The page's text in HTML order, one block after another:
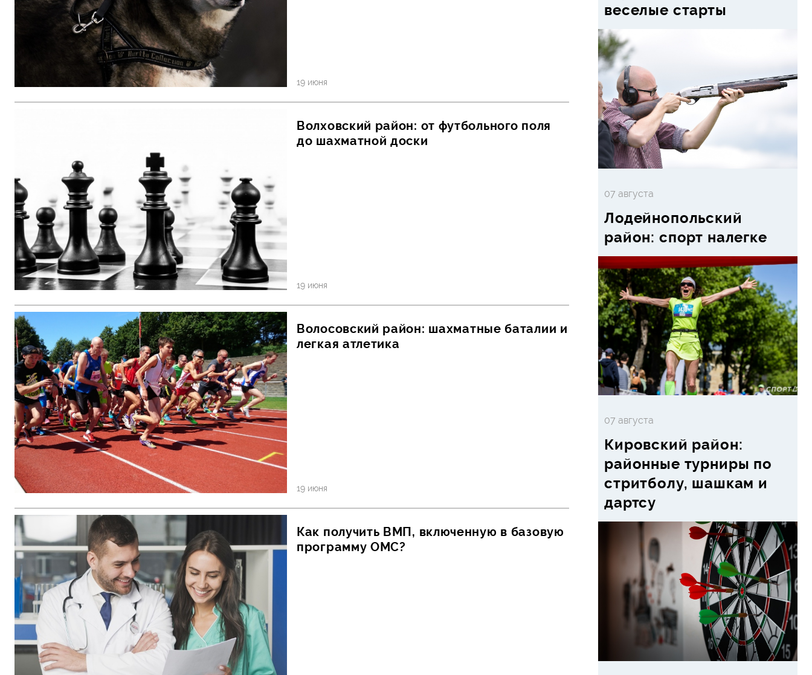
19 июня
Волховский район: от футбольного поля
до шахматной доски
19 июня
Волосовский район: шахматные баталии и
легкая атлетика
19 июня
Как получить ВМП, включенную в базовую
программу ОМС?
веселые старты
07 августа
Лодейнопольский
район: спорт налегке
07 августа
Кировский район:
районные турниры по
стритболу, шашкам и
дартсу